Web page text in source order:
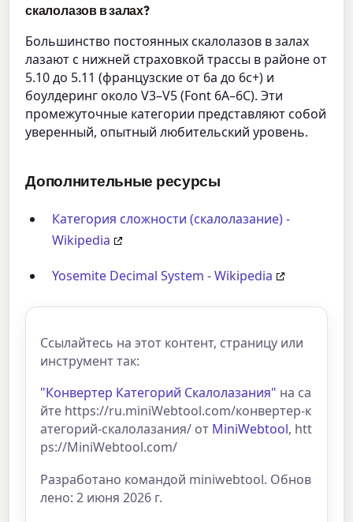
скалолазов в залах?
Большинство постоянных скалолазов в залах
лазают с нижней страховкой трассы в районе от
5.10 до 5.11 (французские от 6a до 6c+) и
боулдеринг около V3–V5 (Font 6A–6C). Эти
промежуточные категории представляют собой
уверенный, опытный любительский уровень.
Дополнительные ресурсы
Категория сложности (скалолазание) -
Wikipedia
Yosemite Decimal System - Wikipedia
Ссылайтесь на этот контент, страницу или
инструмент так:
"Конвертер Категорий Скалолазания" на са
йте https://ru.miniWebtool.com/конвертер-к
атегорий-скалолазания/ от MiniWebtool, htt
ps://MiniWebtool.com/
Разработано командой miniwebtool. Обнов
лено: 2 июня 2026 г.